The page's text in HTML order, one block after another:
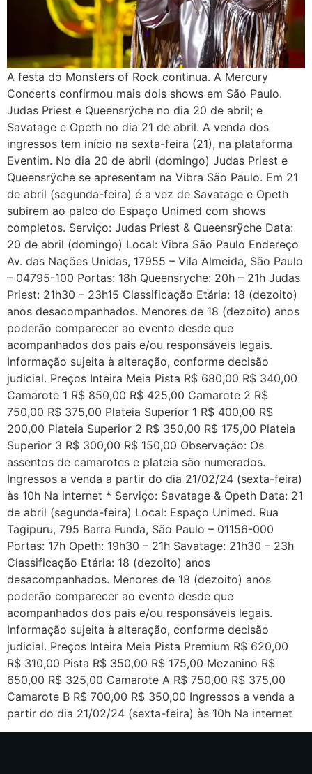
A festa do Monsters of Rock continua. A Mercury
Concerts confirmou mais dois shows em São Paulo.
Judas Priest e Queensrÿche no dia 20 de abril; e
Savatage e Opeth no dia 21 de abril. A venda dos
ingressos tem início na sexta-feira (21), na plataforma
Eventim. No dia 20 de abril (domingo) Judas Priest e
Queensrÿche se apresentam na Vibra São Paulo. Em 21
de abril (segunda-feira) é a vez de Savatage e Opeth
subirem ao palco do Espaço Unimed com shows
completos. Serviço: Judas Priest & Queensrÿche Data:
20 de abril (domingo) Local: Vibra São Paulo Endereço
Av. das Nações Unidas, 17955 – Vila Almeida, São Paulo
– 04795-100 Portas: 18h Queensryche: 20h – 21h Judas
Priest: 21h30 – 23h15 Classificação Etária: 18 (dezoito)
anos desacompanhados. Menores de 18 (dezoito) anos
poderão comparecer ao evento desde que
acompanhados dos pais e/ou responsáveis legais.
Informação sujeita à alteração, conforme decisão
judicial. Preços Inteira Meia Pista R$ 680,00 R$ 340,00
Camarote 1 R$ 850,00 R$ 425,00 Camarote 2 R$
750,00 R$ 375,00 Plateia Superior 1 R$ 400,00 R$
200,00 Plateia Superior 2 R$ 350,00 R$ 175,00 Plateia
Superior 3 R$ 300,00 R$ 150,00 Observação: Os
assentos de camarotes e plateia são numerados.
Ingressos a venda a partir do dia 21/02/24 (sexta-feira)
às 10h Na internet * Serviço: Savatage & Opeth Data: 21
de abril (segunda-feira) Local: Espaço Unimed. Rua
Tagipuru, 795 Barra Funda, São Paulo – 01156-000
Portas: 17h Opeth: 19h30 – 21h Savatage: 21h30 – 23h
Classificação Etária: 18 (dezoito) anos
desacompanhados. Menores de 18 (dezoito) anos
poderão comparecer ao evento desde que
acompanhados dos pais e/ou responsáveis legais.
Informação sujeita à alteração, conforme decisão
judicial. Preços Inteira Meia Pista Premium R$ 620,00
R$ 310,00 Pista R$ 350,00 R$ 175,00 Mezanino R$
650,00 R$ 325,00 Camarote A R$ 750,00 R$ 375,00
Camarote B R$ 700,00 R$ 350,00 Ingressos a venda a
partir do dia 21/02/24 (sexta-feira) às 10h Na internet